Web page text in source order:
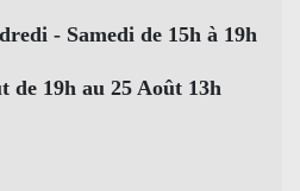
- Samedi de 15h à 19h
de 19h au 25 Août 13h